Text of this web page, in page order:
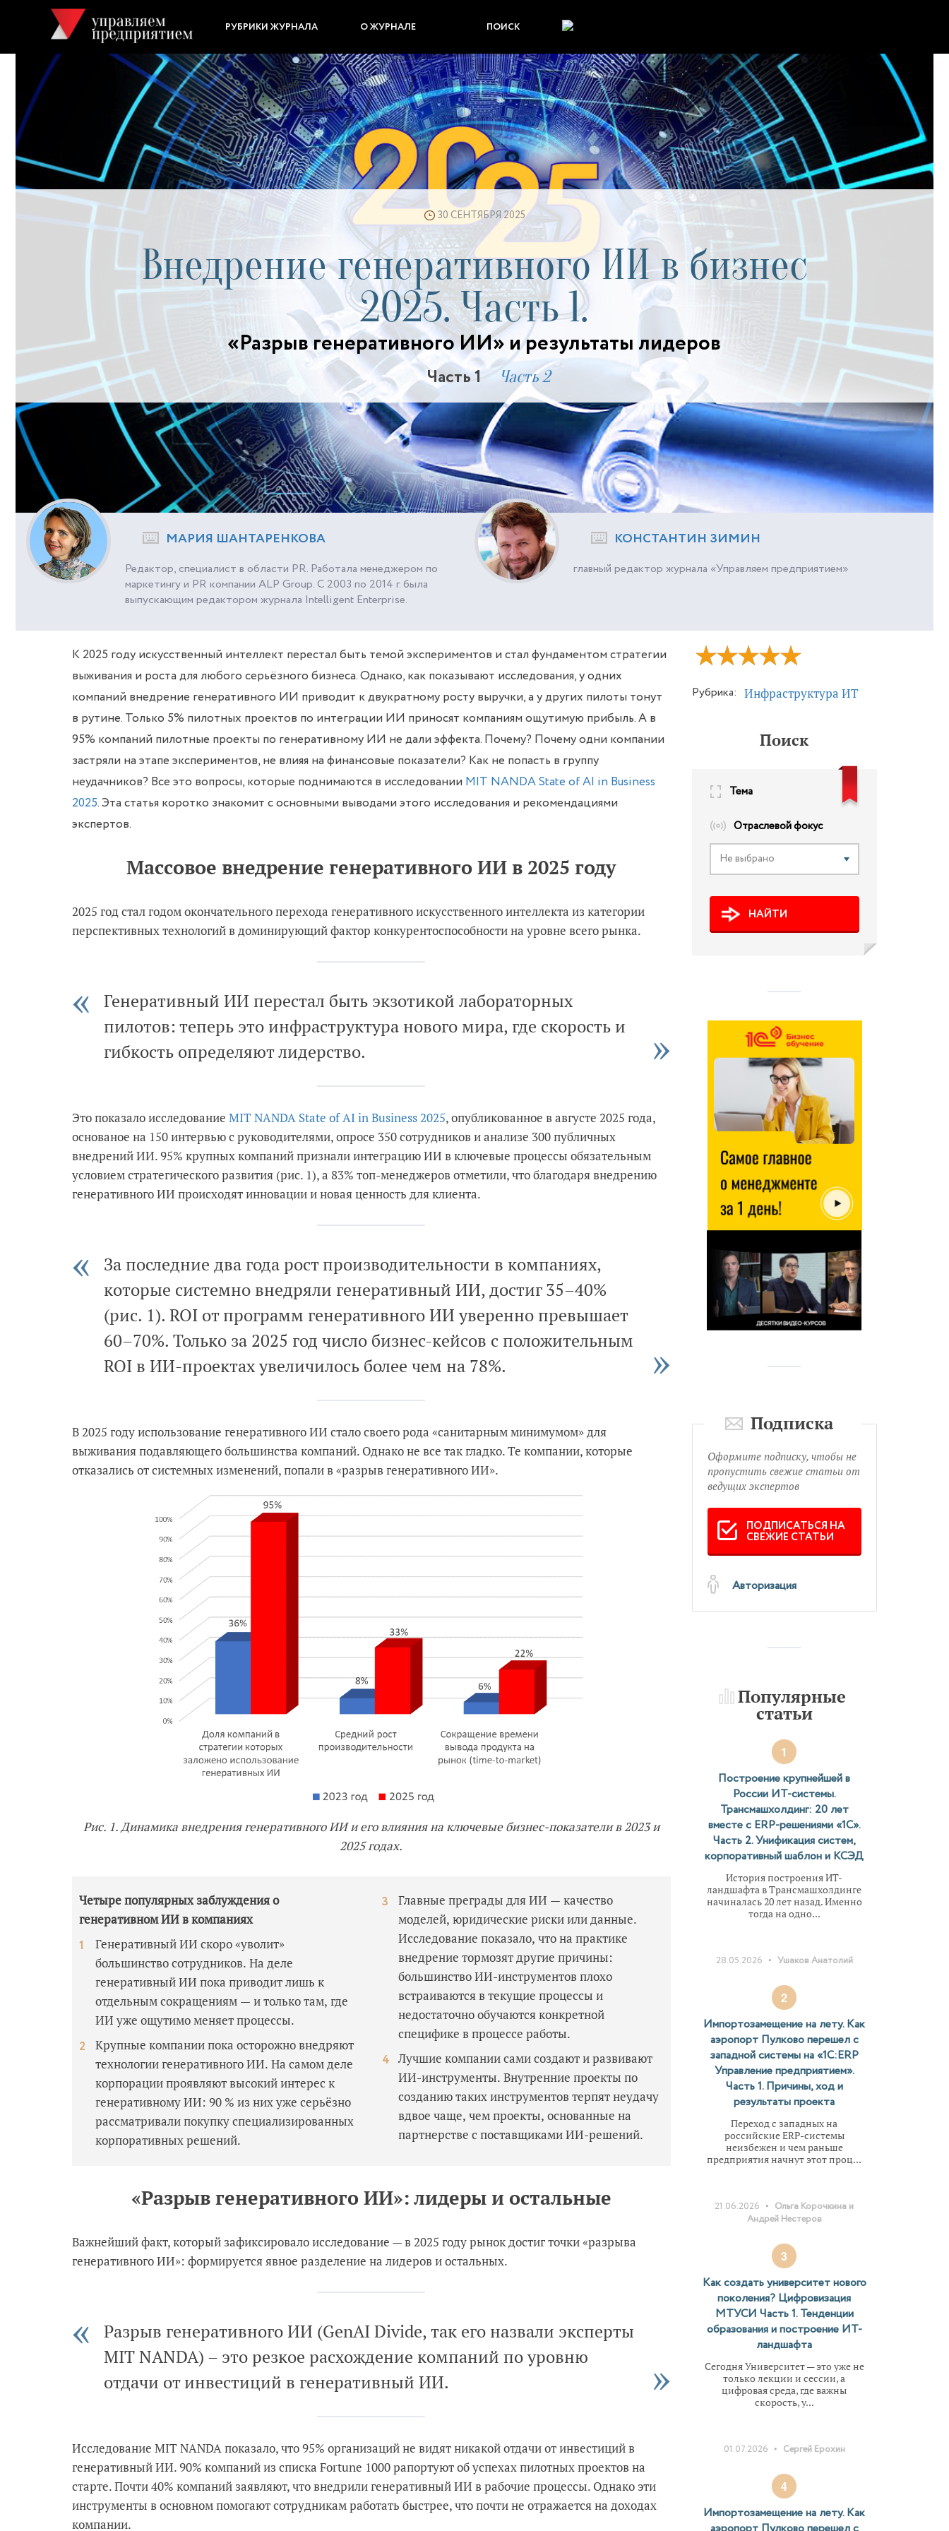
РУБРИКИ ЖУРНАЛА О ЖУРНАЛЕ ПОИСК
30 СЕНТЯБРЯ 2025
Внедрение генеративного ИИ в бизнес
2025. Часть 1.
«Разрыв генеративного ИИ» и результаты лидеров
Часть 1 Часть 2
МАРИЯ ШАНТАРЕНКОВА
Редактор, специалист в области PR. Работала менеджером по
маркетингу и PR компании ALP Group. С 2003 по 2014 г. была
выпускающим редактором журнала Intelligent Enterprise.
КОНСТАНТИН ЗИМИН
главный редактор журнала «Управляем предприятием»
К 2025 году искусственный интеллект перестал быть темой экспериментов и стал фундаментом стратегии
выживания и роста для любого серьёзного бизнеса. Однако, как показывают исследования, у одних
компаний внедрение генеративного ИИ приводит к двукратному росту выручки, а у других пилоты тонут
в рутине. Только 5% пилотных проектов по интеграции ИИ приносят компаниям ощутимую прибыль. А в
95% компаний пилотные проекты по генеративному ИИ не дали эффекта. Почему? Почему одни компании
застряли на этапе экспериментов, не влияя на финансовые показатели? Как не попасть в группу
неудачников? Все это вопросы, которые поднимаются в исследовании MIT NANDA State of AI in Business
2025. Эта статья коротко знакомит с основными выводами этого исследования и рекомендациями
экспертов.
Массовое внедрение генеративного ИИ в 2025 году
2025 год стал годом окончательного перехода генеративного искусственного интеллекта из категории
перспективных технологий в доминирующий фактор конкурентоспособности на уровне всего рынка.
Генеративный ИИ перестал быть экзотикой лабораторных
пилотов: теперь это инфраструктура нового мира, где скорость и
гибкость определяют лидерство.
Это показало исследование MIT NANDA State of AI in Business 2025, опубликованное в августе 2025 года,
основаное на 150 интервью с руководителями, опросе 350 сотрудников и анализе 300 публичных
внедрений ИИ. 95% крупных компаний признали интеграцию ИИ в ключевые процессы обязательным
условием стратегического развития (рис. 1), а 83% топ-менеджеров отметили, что благодаря внедрению
генеративного ИИ происходят инновации и новая ценность для клиента.
За последние два года рост производительности в компаниях,
которые системно внедряли генеративный ИИ, достиг 35–40%
(рис. 1). ROI от программ генеративного ИИ уверенно превышает
60–70%. Только за 2025 год число бизнес-кейсов с положительным
ROI в ИИ-проектах увеличилось более чем на 78%.
В 2025 году использование генеративного ИИ стало своего рода «санитарным минимумом» для
выживания подавляющего большинства компаний. Однако не все так гладко. Те компании, которые
отказались от системных изменений, попали в «разрыв генеративного ИИ».
Рис. 1. Динамика внедрения генеративного ИИ и его влияния на ключевые бизнес-показатели в 2023 и
2025 годах.
Четыре популярных заблуждения о
генеративном ИИ в компаниях
Генеративный ИИ скоро «уволит»
большинство сотрудников. На деле
генеративный ИИ пока приводит лишь к
отдельным сокращениям — и только там, где
ИИ уже ощутимо меняет процессы.
Крупные компании пока осторожно внедряют
технологии генеративного ИИ. На самом деле
корпорации проявляют высокий интерес к
генеративному ИИ: 90 % из них уже серьёзно
рассматривали покупку специализированных
корпоративных решений.
Главные преграды для ИИ — качество
моделей, юридические риски или данные.
Исследование показало, что на практике
внедрение тормозят другие причины:
большинство ИИ-инструментов плохо
встраиваются в текущие процессы и
недостаточно обучаются конкретной
специфике в процессе работы.
Лучшие компании сами создают и развивают
ИИ-инструменты. Внутренние проекты по
созданию таких инструментов терпят неудачу
вдвое чаще, чем проекты, основанные на
партнерстве с поставщиками ИИ-решений.
«Разрыв генеративного ИИ»: лидеры и остальные
Важнейший факт, который зафиксировало исследование — в 2025 году рынок достиг точки «разрыва
генеративного ИИ»: формируется явное разделение на лидеров и остальных.
Разрыв генеративного ИИ (GenAI Divide, так его назвали эксперты
MIT NANDA) – это резкое расхождение компаний по уровню
отдачи от инвестиций в генеративный ИИ.
Исследование MIT NANDA показало, что 95% организаций не видят никакой отдачи от инвестиций в
генеративный ИИ. 90% компаний из списка Fortune 1000 рапортуют об успехах пилотных проектов на
старте. Почти 40% компаний заявляют, что внедрили генеративный ИИ в рабочие процессы. Однако эти
инструменты в основном помогают сотрудникам работать быстрее, что почти не отражается на доходах
компании.
Рубрика: Инфраструктура ИТ
Поиск
Тема
Отраслевой фокус
Не выбрано
НАЙТИ
Подписка
Оформите подписку, чтобы не
пропустить свежие статьи от
ведущих экспертов
ПОДПИСАТЬСЯ НА
СВЕЖИЕ СТАТЬИ
Авторизация
Популярные
статьи
1
Построение крупнейшей в
России ИТ-системы.
Трансмашхолдинг: 20 лет
вместе с ERP-решениями «1С».
Часть 2. Унификация систем,
корпоративный шаблон и КСЭД
История построения ИТ-
ландшафта в Трансмашхолдинге
начиналась 20 лет назад. Именно
тогда на одно...
28.05.2026 • Ушаков Анатолий
2
Импортозамещение на лету. Как
аэропорт Пулково перешел с
западной системы на «1С:ERP
Управление предприятием».
Часть 1. Причины, ход и
результаты проекта
Переход с западных на
российские ERP-системы
неизбежен и чем раньше
предприятия начнут этот проц...
21.06.2026 • Ольга Корочкина и
Андрей Нестеров
3
Как создать университет нового
поколения? Цифровизация
МТУСИ Часть 1. Тенденции
образования и построение ИТ-
ландшафта
Сегодня Университет — это уже не
только лекции и сессии, а
цифровая среда, где важны
скорость, у...
01.07.2026 • Сергей Ерохин
4
Импортозамещение на лету. Как